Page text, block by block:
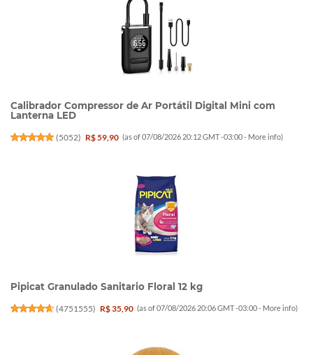
Calibrador Compressor de Ar Portátil Digital Mini com
Lanterna LED
(5052) R$ 59,90 (as of 07/08/2026 20:12 GMT -03:00 - More info)
Pipicat Granulado Sanitario Floral 12 kg
(4751555) R$ 35,90 (as of 07/08/2026 20:06 GMT -03:00 - More info)